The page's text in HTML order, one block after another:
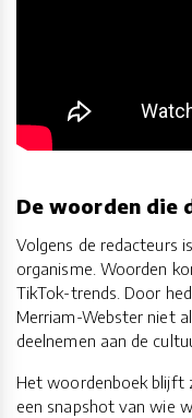
De woorden die
Volgens de redacteurs
organisme. Woorden
TikTok-trends. Door
Merriam-Webster niet
deelnemen aan de
Het woordenboek blijft
een snapshot van wie